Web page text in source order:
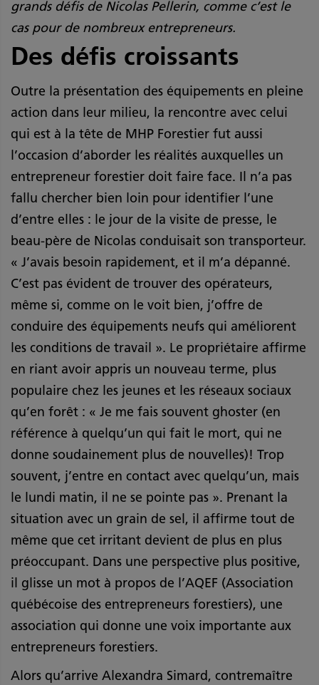
grands défis de Nicolas Pellerin, comme c’est le
cas pour de nombreux entrepreneurs.
Des défis croissants
Outre la présentation des équipements en pleine
action dans leur milieu, la rencontre avec celui
qui est à la tête de MHP Forestier fut aussi
l’occasion d’aborder les réalités auxquelles un
entrepreneur forestier doit faire face. Il n’a pas
fallu chercher bien loin pour identifier l’une
d’entre elles : le jour de la visite de presse, le
beau-père de Nicolas conduisait son transporteur.
« J’avais besoin rapidement, et il m’a dépanné.
C’est pas évident de trouver des opérateurs,
même si, comme on le voit bien, j’offre de
conduire des équipements neufs qui améliorent
les conditions de travail ». Le propriétaire affirme
en riant avoir appris un nouveau terme, plus
populaire chez les jeunes et les réseaux sociaux
qu’en forêt : « Je me fais souvent ghoster (en
référence à quelqu’un qui fait le mort, qui ne
donne soudainement plus de nouvelles)! Trop
souvent, j’entre en contact avec quelqu’un, mais
le lundi matin, il ne se pointe pas ». Prenant la
situation avec un grain de sel, il affirme tout de
même que cet irritant devient de plus en plus
préoccupant. Dans une perspective plus positive,
il glisse un mot à propos de l’AQEF (Association
québécoise des entrepreneurs forestiers), une
association qui donne une voix importante aux
entrepreneurs forestiers.
Alors qu’arrive Alexandra Simard, contremaître